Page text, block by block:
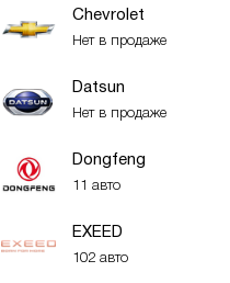
Chevrolet
Нет в продаже
Datsun
Нет в продаже
Dongfeng
11 авто
EXEED
102 авто